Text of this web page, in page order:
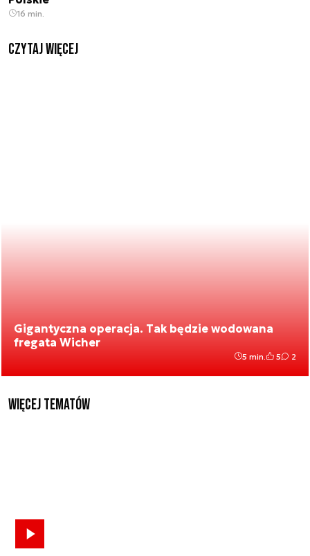
16 min.
czytaj więcej
Gigantyczna operacja. Tak będzie wodowana
fregata Wicher
5 min. 5 2
Więcej tematów